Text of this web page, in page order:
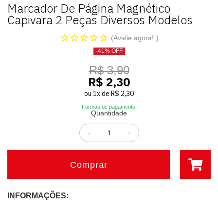
Marcador De Página Magnético
Capivara 2 Peças Diversos Modelos
Avalie agora!
-41% OFF
R$ 3,90
R$ 2,30
ou 1xde R$ 2,30
Formas de pagamento:
Quantidade
+
-
Comprar
INFORMAÇÕES: